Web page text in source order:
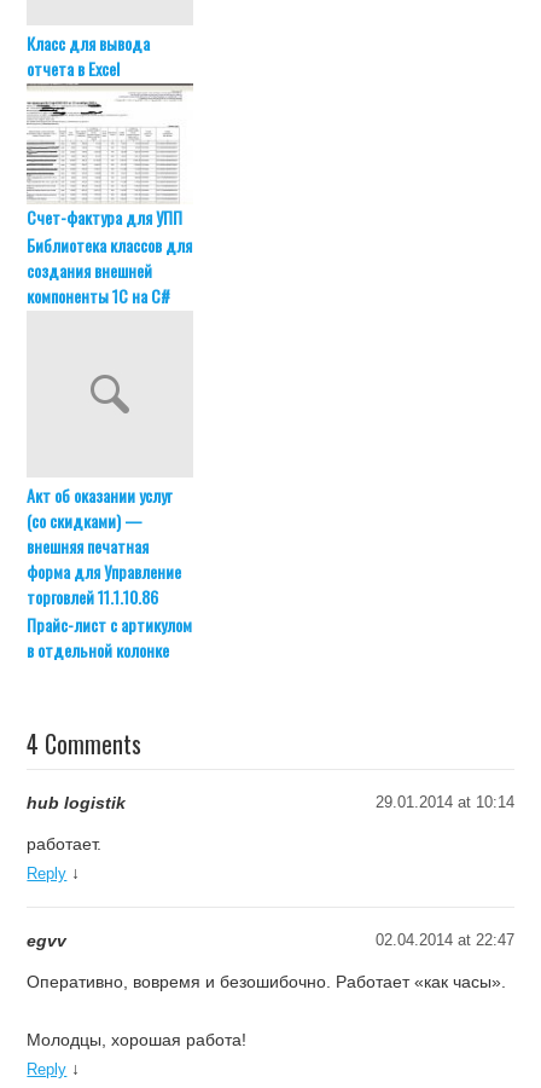
Класс для вывода
отчета в Excel
Счет-фактура для УПП
Библиотека классов для
создания внешней
компоненты 1С на C#
Акт об оказании услуг
(со скидками) —
внешняя печатная
форма для Управление
торговлей 11.1.10.86
Прайс-лист с артикулом
в отдельной колонке
4 Comments
hub logistik 29.01.2014 at 10:14
работает.
Reply ↓
egvv 02.04.2014 at 22:47
Оперативно, вовремя и безошибочно. Работает «как часы».
Молодцы, хорошая работа!
Reply ↓